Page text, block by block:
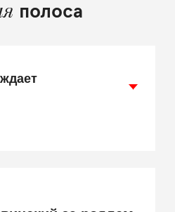
полоса